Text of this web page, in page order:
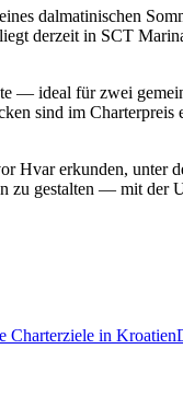
dalmatinischen
derzeit in SCT
ideal für zwei
sind im
Hvar erkunden,
gestalten — mit der
Charterziele in Kroatien